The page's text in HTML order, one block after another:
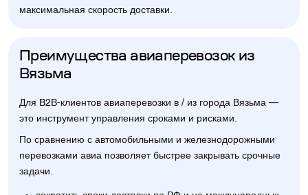
максимальная скорость доставки.
Преимущества авиаперевозок из
Вязьма
Для B2B-клиентов авиаперевозки в / из города Вязьма —
это инструмент управления сроками и рисками.
По сравнению с автомобильными и железнодорожными
перевозками авиа позволяет быстрее закрывать срочные
задачи.